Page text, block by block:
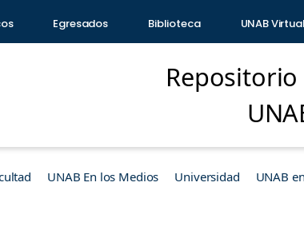
Egresados Biblioteca UNAB Virtual
UNAB En los Medios Universidad UNAB